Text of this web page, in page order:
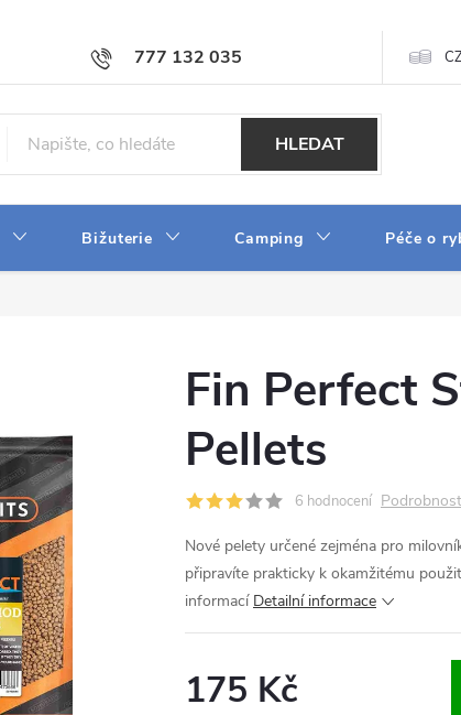
777 132 035
Obchodní podmínky Velkoobchod Napište nám
HLEDAT
Bižuterie Camping Péče o
Fin Perfect
Pellets
6 hodnocení
Nové pelety určené zejména pro
připravíte prakticky k okamžitému
informací Detailní informace
175 Kč